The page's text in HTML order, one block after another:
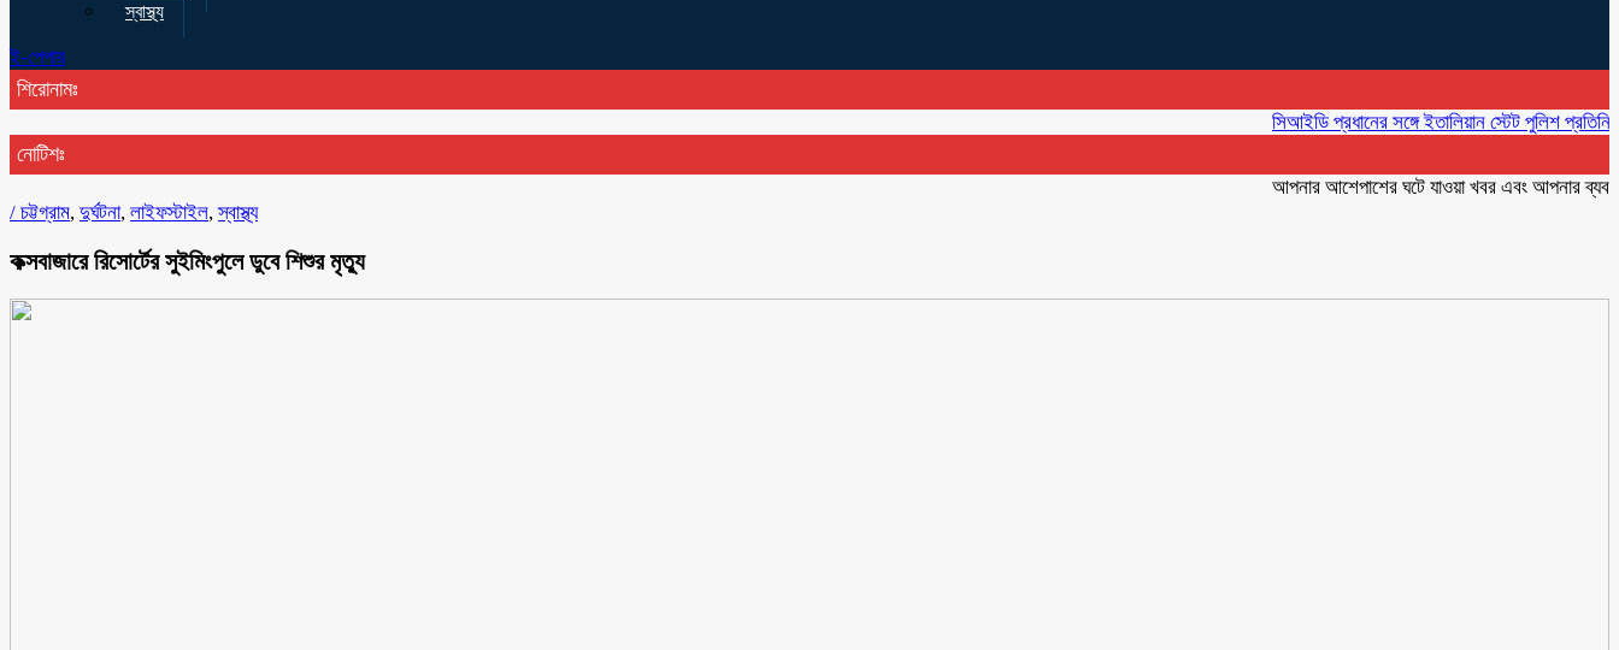
স্বাস্থ্য
ই-পেপার
শিরোনামঃ
সিআইডি প্রধানের সঙ্গে ইতালিয়ান স্টেট পুলিশ প্রতিনিধির
নোটিশঃ
আপনার আশেপাশের ঘটে যাওয়া খবর এবং আপনার ব্যবসার
/ চট্টগ্রাম, দুর্ঘটনা, লাইফস্টাইল,স্বাস্থ্য
কক্সবাজারে রিসোর্টের সুইমিংপুলে ডুবে শিশুর মৃত্যু